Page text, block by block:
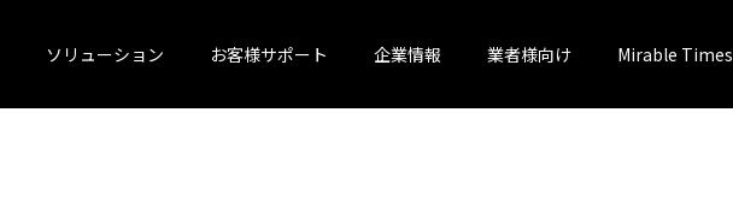
ソリューション お客様サポート 企業情報 業者様向け Mirable Times